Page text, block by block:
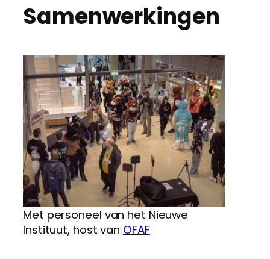
Samenwerkingen
Met personeel van het Nieuwe
Instituut, host van OFAF